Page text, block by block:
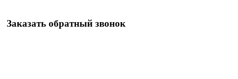
Заказать обратный звонок